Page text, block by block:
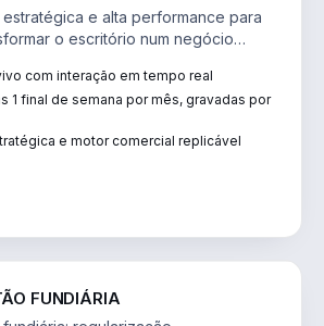
e alta performance para
o escritório num negócio
com interação em tempo real
1 final de semana por mês, gravadas por
e motor comercial replicável
FUNDIÁRIA